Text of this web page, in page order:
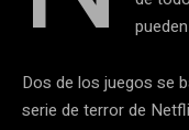
Dos de los juegos se
serie de terror de